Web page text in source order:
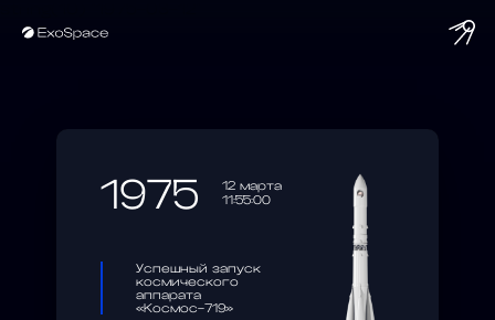
1975
12 марта
11:55:00
Успешный запуск
космического
аппарата
«Космос-719»